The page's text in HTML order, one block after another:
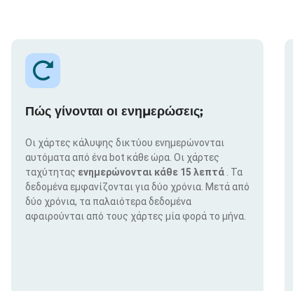
Πώς γίνονται οι ενημερώσεις;
Οι χάρτες κάλυψης δικτύου ενημερώνονται
αυτόματα από ένα bot κάθε ώρα. Οι χάρτες
ταχύτητας ενημερώνονται κάθε 15 λεπτά
. Τα
δεδομένα εμφανίζονται για δύο χρόνια. Μετά από
δύο χρόνια, τα παλαιότερα δεδομένα
αφαιρούνται από τους χάρτες μία φορά το μήνα.